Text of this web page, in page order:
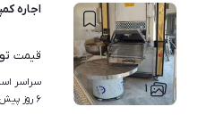
۱
اجاره
قیمت
سراسر
۶ روز پیش